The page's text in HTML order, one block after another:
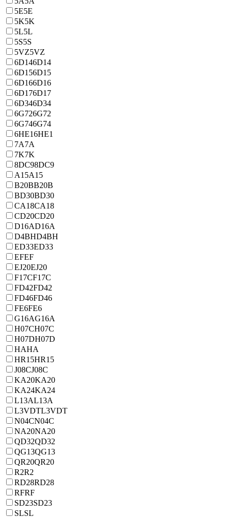
5E5E
5K5K
5L5L
5S5S
5VZ5VZ
6D146D14
6D156D15
6D166D16
6D176D17
6D346D34
6G726G72
6G746G74
6HE16HE1
7A7A
7K7K
8DC98DC9
A15A15
B20BB20B
BD30BD30
CA18CA18
CD20CD20
D16AD16A
D4BHD4BH
ED33ED33
EFEF
EJ20EJ20
F17CF17C
FD42FD42
FD46FD46
FE6FE6
G16AG16A
H07CH07C
H07DH07D
HAHA
HR15HR15
J08CJ08C
KA20KA20
KA24KA24
L13AL13A
L3VDTL3VDT
N04CN04C
NA20NA20
QD32QD32
QG13QG13
QR20QR20
R2R2
RD28RD28
RFRF
SD23SD23
SLSL